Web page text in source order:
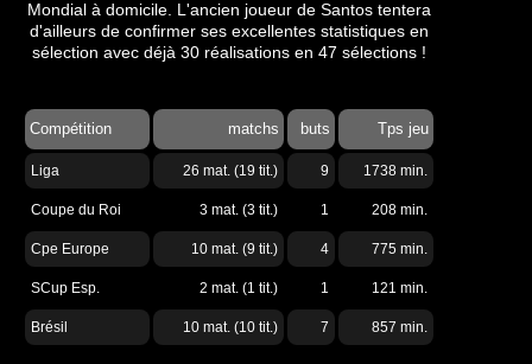
Mondial à domicile. L'ancien joueur de Santos tentera
d'ailleurs de confirmer ses excellentes statistiques en
sélection avec déjà 30 réalisations en 47 sélections !
Compétition matchs buts Tps jeu
Liga 26 mat. (19 tit.) 9 1738 min.
Coupe du Roi 3 mat. (3 tit.) 1 208 min.
Cpe Europe 10 mat. (9 tit.) 4 775 min.
SCup Esp. 2 mat. (1 tit.) 1 121 min.
Brésil 10 mat. (10 tit.) 7 857 min.